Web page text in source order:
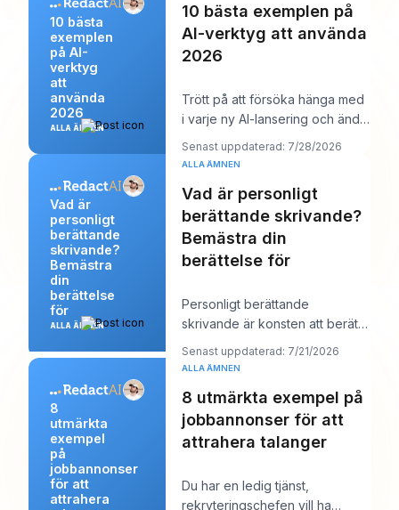
10 bästa
exemplen
på AI-
verktyg
att
använda
2026
ALLA ÄMNEN
10 bästa exemplen på
AI-verktyg att använda
2026
Trött på att försöka hänga med
i varje ny AI-lansering och ändå
behöva lägga upp något vettigt
på Li
Senast uppdaterad: 7/28/2026
Vad är
personligt
berättande
skrivande?
Bemästra
din
berättelse
för
ALLA ÄMNEN
ALLA ÄMNEN
Vad är personligt
berättande skrivande?
Bemästra din
berättelse för
Personligt berättande
skrivande är konsten att berätta
en sann historia från ditt eget liv
för att a
Senast uppdaterad: 7/21/2026
8
utmärkta
exempel
på
jobbannonser
för att
attrahera
ALLA ÄMNEN
8 utmärkta exempel på
jobbannonser för att
attrahera talanger
Du har en ledig tjänst,
rekryteringschefen vill ha